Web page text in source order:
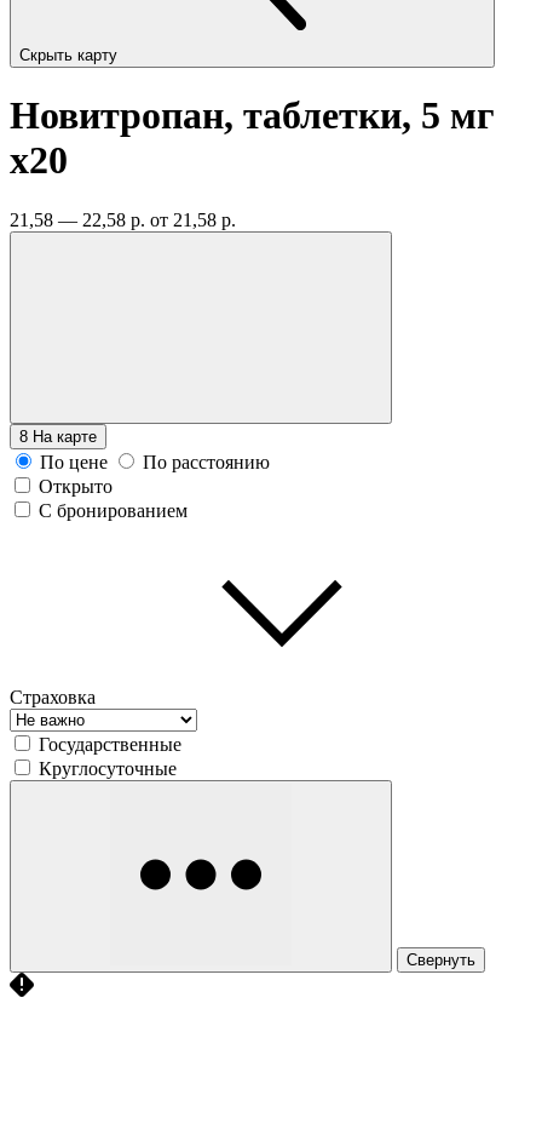
Скрыть карту
Новитропан, таблетки, 5 мг
x20
21,58 — 22,58 р. от 21,58 р.
8 На карте
По цене
По расстоянию
Открыто
С бронированием
Страховка
Государственные
Круглосуточные
Свернуть